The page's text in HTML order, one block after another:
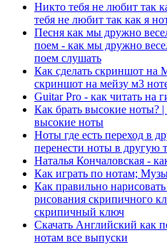
Никто тебя не любит так
тебя не любит так как я
Песня как мы дружно
поем - как мы дружно
поем слушать
Как сделать скриншот на
скриншот на мейзу м3
Guitar Pro - как читать на
Как брать высокие ноты?
высокие ноты
Ноты где есть переход в
перенести ноты в другую
Наталья Кончаловская -
Как играть по нотам;
Как правильно
рисования скрипичного
скрипичный ключ
Скачать Английский как
нотам все выпуски